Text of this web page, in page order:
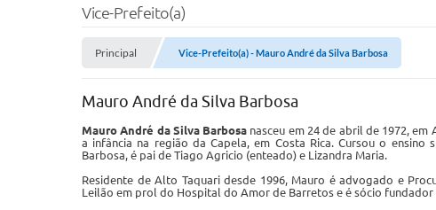
Vice-Prefeito(a)
Principal Vice-Prefeito(a) - Mauro André da Silva Barbosa
Mauro André da Silva Barbosa
Mauro André da Silva Barbosa nasceu em 24 de abril de 1972,
a infância na região da Capela, em Costa Rica. Cursou o ensino
Barbosa, é pai de Tiago Agricio (enteado) e Lizandra Maria.
Residente de Alto Taquari desde 1996, Mauro é advogado e
Leilão em prol do Hospital do Amor de Barretos e é sócio